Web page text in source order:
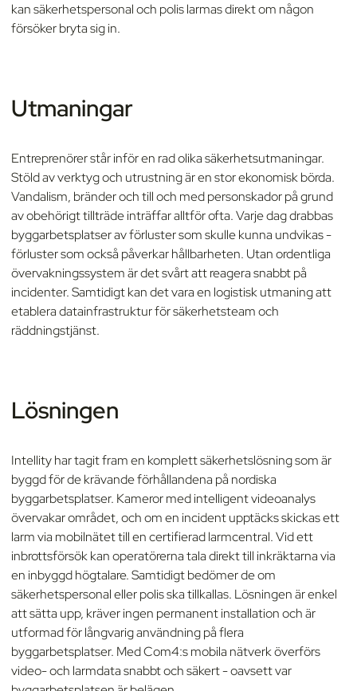
kan säkerhetspersonal och polis larmas direkt om någon
försöker bryta sig in.
Utmaningar
Entreprenörer står inför en rad olika säkerhetsutmaningar.
Stöld av verktyg och utrustning är en stor ekonomisk börda.
Vandalism, bränder och till och med personskador på grund
av obehörigt tillträde inträffar alltför ofta. Varje dag drabbas
byggarbetsplatser av förluster som skulle kunna undvikas -
förluster som också påverkar hållbarheten. Utan ordentliga
övervakningssystem är det svårt att reagera snabbt på
incidenter. Samtidigt kan det vara en logistisk utmaning att
etablera datainfrastruktur för säkerhetsteam och
räddningstjänst.
Lösningen
Intellity har tagit fram en komplett säkerhetslösning som är
byggd för de krävande förhållandena på nordiska
byggarbetsplatser. Kameror med intelligent videoanalys
övervakar området, och om en incident upptäcks skickas ett
larm via mobilnätet till en certifierad larmcentral. Vid ett
inbrottsförsök kan operatörerna tala direkt till inkräktarna via
en inbyggd högtalare. Samtidigt bedömer de om
säkerhetspersonal eller polis ska tillkallas. Lösningen är enkel
att sätta upp, kräver ingen permanent installation och är
utformad för långvarig användning på flera
byggarbetsplatser. Med Com4:s mobila nätverk överförs
video- och larmdata snabbt och säkert - oavsett var